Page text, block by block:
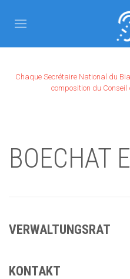
Chaque Secrétaire National du
composition du
BOECHAT
VERWALTUNGSRAT
KONTAKT